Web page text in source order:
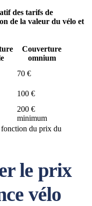
des tarifs de
de la valeur du vélo et
Couverture
omnium
70 €
100 €
200 €
minimum
du prix du
le prix
vélo